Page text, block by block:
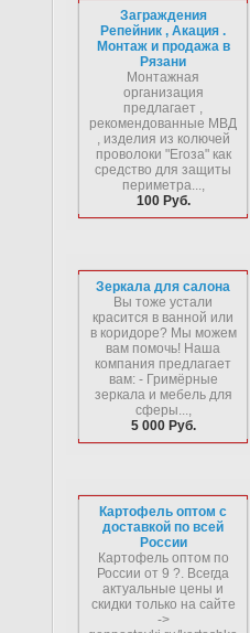
Заграждения
Репейник , Акация .
Монтаж и продажа в
Рязани
Монтажная
организация
предлагает ,
рекомендованные МВД
, изделия из колючей
проволоки "Егоза" как
средство для защиты
периметра...,
100 Руб.
Зеркала для салона
Вы тоже устали
красится в ванной или
в коридоре? Мы можем
вам помочь! Наша
компания предлагает
вам: - Гримёрные
зеркала и мебель для
сферы...,
5 000 Руб.
Картофель оптом с
доставкой по всей
России
Картофель оптом по
России от 9 ?. Всегда
актуальные цены и
скидки только на сайте
->